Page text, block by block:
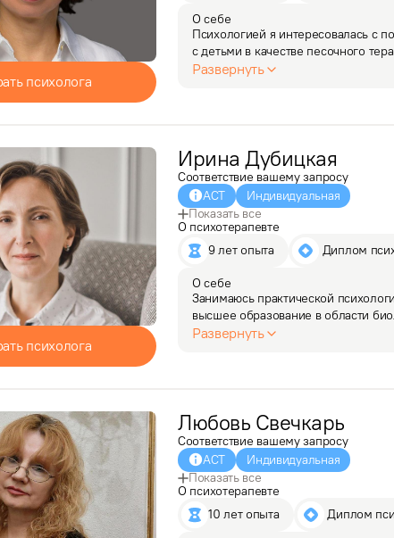
психолога
О себе
Психологией я интересовалась с
с детьми в качестве песочного
позднее начало практики -
Развернуть
психолога
Ирина Дубицкая
Соответствие вашему запросу
АСТ
Индивидуальная
Показать все
О психотерапевте
9 лет опыта
Диплом
О себе
Занимаюсь практической
высшее образование в области
для изучения психологии и
Развернуть
Любовь Свечкарь
Соответствие вашему запросу
АСТ
Индивидуальная
Показать все
О психотерапевте
10 лет опыта
Диплом